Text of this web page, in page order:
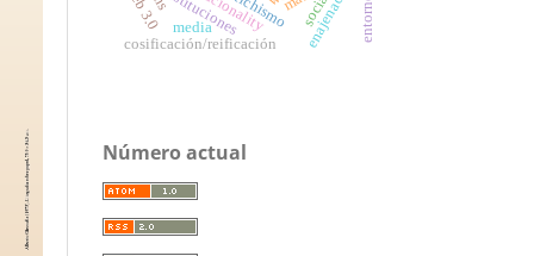
racionality
cosificación/reificación
media
Número actual